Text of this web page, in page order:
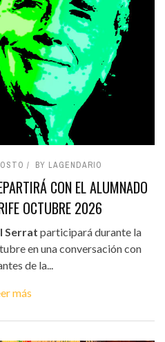
BY LAGENDARIO
CON EL ALUMNADO
OCTUBRE 2026
Serrat participará durante la
en una conversación con
de la...
más